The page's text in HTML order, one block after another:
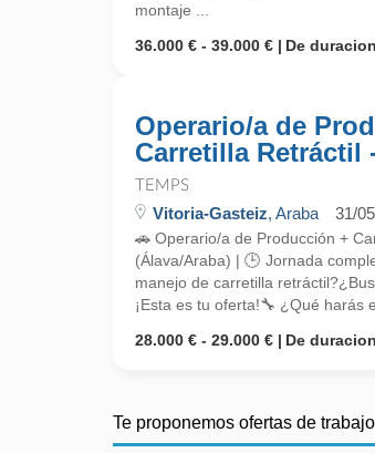
montaje ...
36.000 € - 39.000 €
De
Operario/a de
Carretilla Retráctil
TEMPS
Vitoria-Gasteiz, Araba 31/
🚗 Operario/a de Producción +
(Álava/Araba) | 🕒 Jornada
manejo de carretilla
¡Esta es tu oferta!🔧 ¿Qué harás
28.000 € - 29.000 €
De
Te proponemos ofertas de